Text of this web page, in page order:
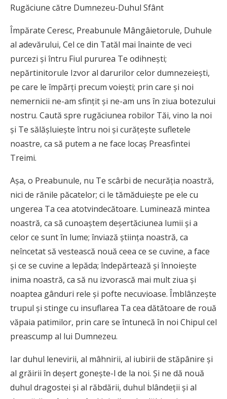
Rugăciune către Dumnezeu-Duhul Sfânt
Împărate Ceresc, Preabunule Mângâietorule, Duhule
al adevărului, Cel ce din Tatăl mai înainte de veci
purcezi şi întru Fiul pururea Te odihneşti;
nepărtinitorule Izvor al darurilor celor dumnezeieşti,
pe care le împărţi precum voieşti; prin care şi noi
nemernicii ne-am sfinţit şi ne-am uns în ziua botezului
nostru. Caută spre rugăciunea robilor Tăi, vino la noi
şi Te sălăşluieşte întru noi şi curăţeşte sufletele
noastre, ca să putem a ne face locaş Preasfintei
Treimi.
Aşa, o Preabunule, nu Te scârbi de necurăţia noastră,
nici de rănile păcatelor; ci le tămăduieşte pe ele cu
ungerea Ta cea atotvindecătoare. Luminează mintea
noastră, ca să cunoaştem deşertăciunea lumii şi a
celor ce sunt în lume; înviază ştiinţa noastră, ca
neîncetat să vestească nouă ceea ce se cuvine, a face
şi ce se cuvine a lepăda; îndepărtează şi înnoieşte
inima noastră, ca să nu izvorască mai mult ziua şi
noaptea gânduri rele şi pofte necuvioase. Îmblânzeşte
trupul şi stinge cu insuflarea Ta cea dătătoare de rouă
văpaia patimilor, prin care se întunecă în noi Chipul cel
preascump al lui Dumnezeu.
Iar duhul lenevirii, al mâhnirii, al iubirii de stăpânire şi
al grăirii în deşert goneşte-l de la noi. Și ne dă nouă
duhul dragostei şi al răbdării, duhul blândeţii şi al